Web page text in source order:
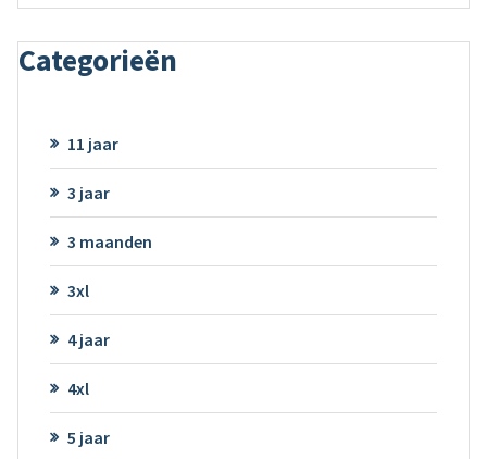
Categorieën
11 jaar
3 jaar
3 maanden
3xl
4 jaar
4xl
5 jaar